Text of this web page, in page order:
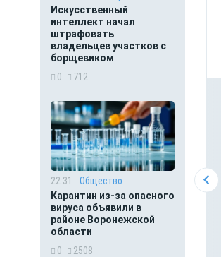
Искусственный
интеллект начал
штрафовать
владельцев участков с
борщевиком
0
712
22:31
Общество
Карантин из-за опасного
вируса объявили в
районе Воронежской
области
0
2508